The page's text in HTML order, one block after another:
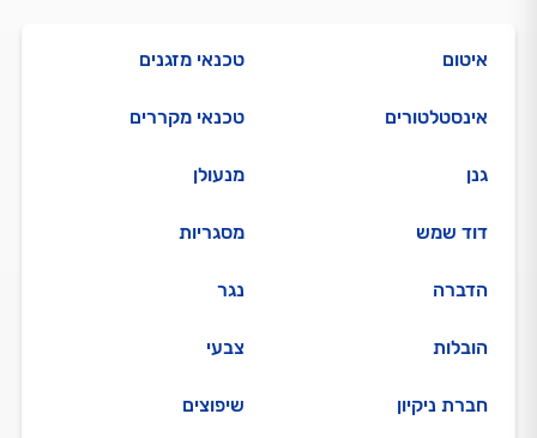
איטום
אינסטלטורים
גנן
דוד שמש
הדברה
הובלות
חברת ניקיון
טכנאי מזגנים
טכנאי מקררים
מנעולן
מסגריות
נגר
צבעי
שיפוצים